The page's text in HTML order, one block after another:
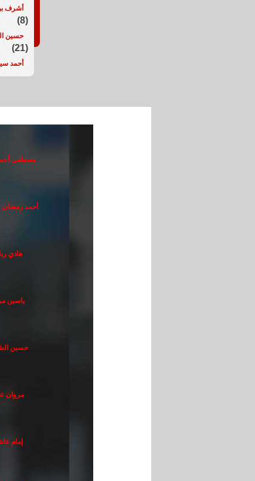
أشرف
(8)
حسين
(21)
أحمد
مصطفى
أحمد رمضان
هادي
ياسين
حسين
مروان
إمام